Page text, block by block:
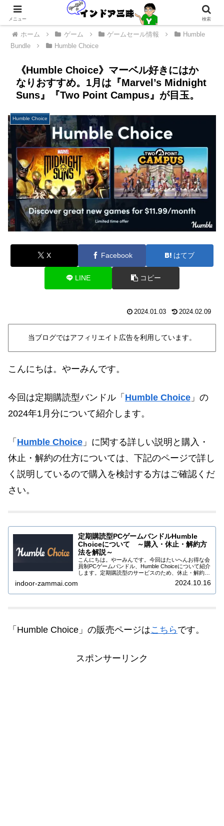
ホーム ゲーム ゲームセール情報
Humble
Bundle
Humble Choice
《Humble Choice》マーベル好きにはか
なりおすすめ。1月は『Marvel’s Midnight
Suns』『Two Point Campus』が目玉。
Humble Choice
X Facebook はてブ
LINE コピー
2024.01.03 2024.02.09
当ブログではアフィリエイト広告を利用しています。
こんにちは。やーみんです。
今回は定期購読型バンドル「 Humble Choice 」の
2024年1月分について紹介します。
「 Humble Choice 」に関する詳しい説明と購入・
休止・解約の仕方については、下記のページで詳し
く説明しているので購入を検討する方はご確認くだ
さい。
定期購読型PCゲームバンドルHumble
Choiceについて ～購入・休止・解約方
法を解説～
こんにちは。やーみんです。今回はたいへんお得な会
員制PCゲームバンドル、Humble Choiceについて紹介
します。定期購読型のサービスのため、休止・解約を
しないと毎月自動的にバンドルが届く仕組みになって
いますので、一時休止・解約の方法も...
indoor-zammai.com 2024.10.16
「Humble Choice」の販売ページはこちら です。
スポンサーリンク
メニュー 検索